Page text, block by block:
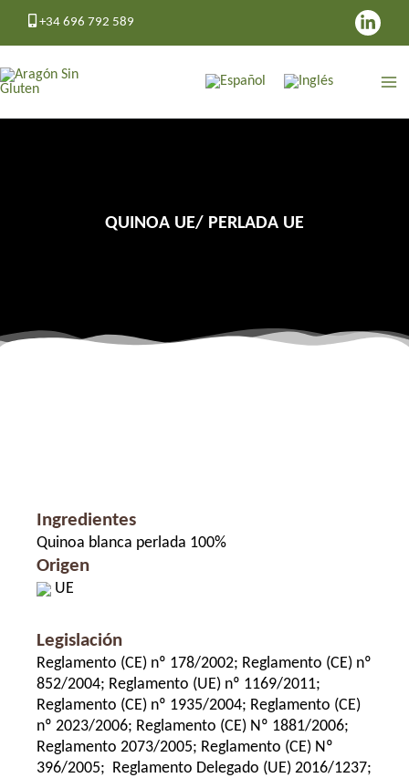
+34 696 792 589
QUINOA UE/ PERLADA UE
Ingredientes
Quinoa blanca perlada 100%
Origen
UE
Legislación
Reglamento (CE) nº 178/2002; Reglamento (CE) nº
852/2004; Reglamento (UE) nº 1169/2011;
Reglamento (CE) nº 1935/2004; Reglamento (CE)
nº 2023/2006; Reglamento (CE) Nº 1881/2006;
Reglamento 2073/2005; Reglamento (CE) Nº
396/2005; Reglamento Delegado (UE) 2016/1237;